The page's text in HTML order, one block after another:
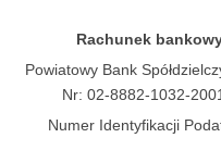
Rachunek
Powiatowy Bank
Nr: 02-8882-1032-
Numer Identyfikacji